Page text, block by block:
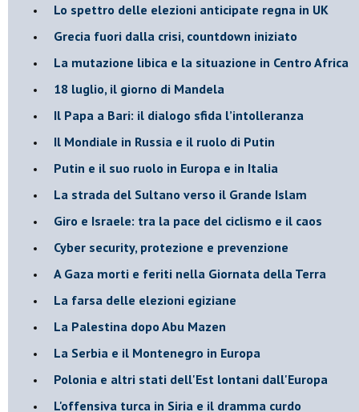
Lo spettro delle elezioni anticipate regna in UK
Grecia fuori dalla crisi, countdown iniziato
La mutazione libica e la situazione in Centro Africa
18 luglio, il giorno di Mandela
Il Papa a Bari: il dialogo sfida l’intolleranza
Il Mondiale in Russia e il ruolo di Putin
Putin e il suo ruolo in Europa e in Italia
La strada del Sultano verso il Grande Islam
Giro e Israele: tra la pace del ciclismo e il caos
Cyber security, protezione e prevenzione
A Gaza morti e feriti nella Giornata della Terra
La farsa delle elezioni egiziane
La Palestina dopo Abu Mazen
La Serbia e il Montenegro in Europa
Polonia e altri stati dell'Est lontani dall'Europa
L'offensiva turca in Siria e il dramma curdo